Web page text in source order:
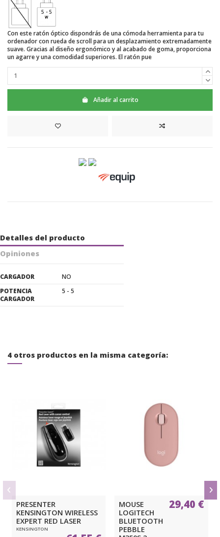
5 - 5
Con este ratón óptico dispondrás de una cómoda herramienta para tu
ordenador con rueda de scroll para un desplazamiento extremadamente
suave. Gracias al diseño ergonómico y al acabado de goma, proporciona
un agarre y una comodidad superiores. El ratón pue
Añadir al carrito
Detalles del producto
Opiniones
CARGADOR
NO
POTENCIA
CARGADOR
5 - 5
4 otros productos en la misma categoría:
PRESENTER
KENSINGTON WIRELESS
EXPERT RED LASER
KENSINGTON
MOUSE
LOGITECH
BLUETOOTH
PEBBLE
29,40 €